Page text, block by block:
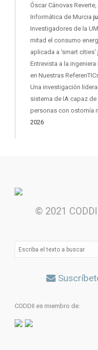
Óscar Cánovas
Informática de Murcia
Investigadores de la
mitad el consumo
aplicada a ‘smart cities’
Entrevista a la
en Nuestras
Una investigación
sistema de IA capaz
personas con ostomía
2026
© 2021
CODDII es miembro de: